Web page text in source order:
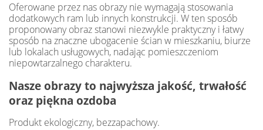
Oferowane przez nas obrazy nie wymagają stosowania
dodatkowych ram lub innych konstrukcji. W ten sposób
proponowany obraz stanowi niezwykle praktyczny i łatwy
sposób na znaczne ubogacenie ścian w mieszkaniu, biurze
lub lokalach usługowych, nadając pomieszczeniom
niepowtarzalnego charakteru.
Nasze obrazy to najwyższa jakość, trwałość
oraz piękna ozdoba
Produkt ekologiczny, bezzapachowy.